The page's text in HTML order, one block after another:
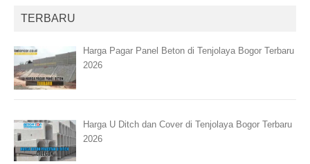
TERBARU
Harga Pagar Panel Beton di Tenjolaya Bogor Terbaru
2026
Harga U Ditch dan Cover di Tenjolaya Bogor Terbaru
2026